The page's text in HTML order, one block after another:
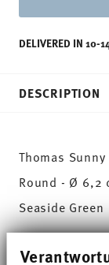
DELIVERED IN 10-
DESCRIPTION
Thomas
Round - Ø 6,2
Seaside Green